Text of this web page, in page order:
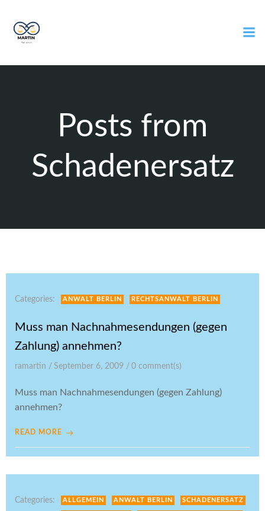
Posts from
Schadenersatz
Categories: ANWALT BERLIN RECHTSANWALT BERLIN
Muss man Nachnahmesendungen (gegen
Zahlung) annehmen?
ramartin / September 6, 2009 / 0 comment(s)
Muss man Nachnahmesendungen (gegen Zahlung)
annehmen?
READ MORE
Categories: ALLGEMEIN ANWALT BERLIN SCHADENERSATZ